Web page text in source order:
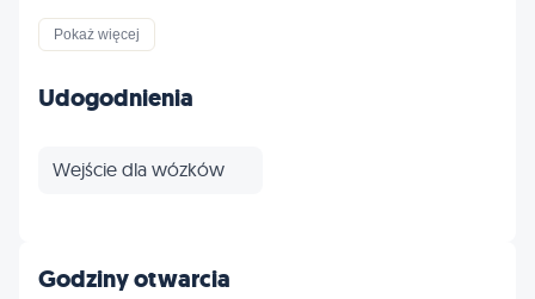
Dermatologia
Profilaktyka
Pokaż więcej
Udogodnienia
Wejście dla wózków
Godziny otwarcia